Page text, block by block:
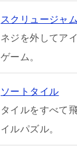
スクリュージャム
ネジを外してア
ゲーム。
ソートタイル
タイルをすべて
イルパズル。